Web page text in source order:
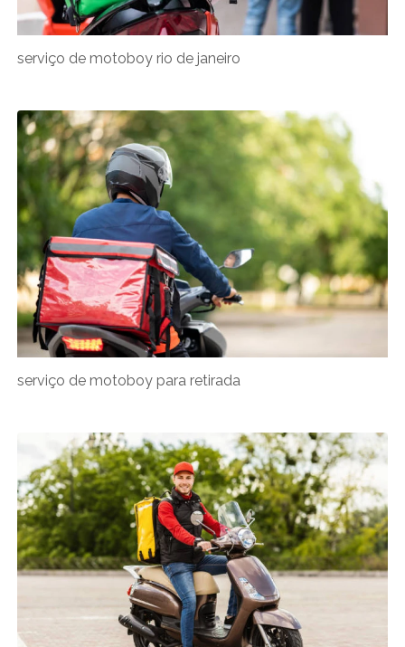
serviço de motoboy rio de janeiro
serviço de motoboy para retirada